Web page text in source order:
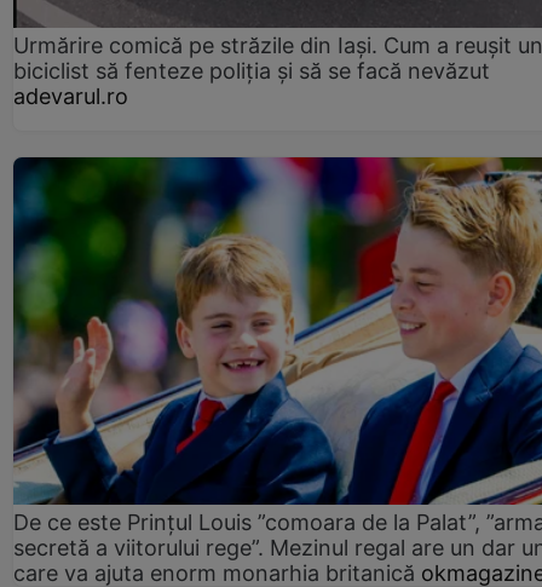
Urmărire comică pe străzile din Iași. Cum a reușit un
biciclist să fenteze poliția și să se facă nevăzut
adevarul.ro
De ce este Prințul Louis ”comoara de la Palat”,
secretă a viitorului rege”. Mezinul regal are un dar
care va ajuta enorm monarhia britanică